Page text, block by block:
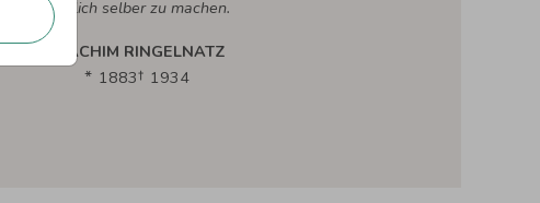
göttlich selber zu machen.
JOACHIM RINGELNATZ
1883
1934